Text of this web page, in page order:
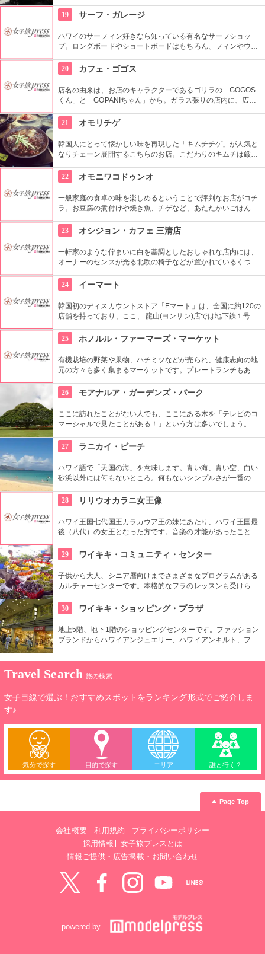
のレンタルでも有名ですよ。
19 サーフ・ガレージ
ハワイのサーフィン好きなら知っている有名なサーフショッ
プ。ロングボードやショートボードはもちろん、フィンやウェ
や保管も行っています。
20 カフェ・ゴゴス
店名の由来は、お店のキャラクターであるゴリラの「GOGOS
くん」と「GOPANIちゃん」から。ガラス張りの店内に、広々
や生のフルーツを使ったミックスジュースなど、ヘルシーで満
足なメニューが豊富なので、友達や家族、恋人と楽しい時間を
過ごせます。
21 オモリチゲ
韓国人にとって懐かしい味を再現した「キムチチゲ」が人気と
なりチェーン展開するこちらのお店。こだわりのキムチは厳選
ムチ「ゴッチョリ」や、おこげを煮込んだ「ヌルンジ」、もち
ろん熟成キムチもセルフサービス食べ放題。
22 オモニワコドゥンオ
一般家庭の食卓の味を楽しめるということで評判なお店がコチ
ラ。お豆腐の煮付けや焼き魚、チゲなど、あたたかいごはんと
飯に変更する事も出来ます。どこか懐かしい店内に、韓国のお
家にお邪魔しているような雰囲気もGood。
23 オシジョン・カフェ 三清店
一軒家のような佇まいに白を基調としたおしゃれな店内には、
オーナーのセンスが光る北欧の椅子などが置かれているくつろ
り、ラテアートを楽しめるコーヒーメニューも充実。旅行の合
間にほっと一息つける場所です。
24 イーマート
韓国初のディスカウントストア「Eマート」は、全国に約120の
店舗を持っており、ここ、 龍山(ヨンサン)店では地下鉄１号線･
など様々なエンターテインメントが楽しめる複合ショッピング
モール「Iパークモール」の地下１・２階にある。外国人観光客
に人気の韓国の焼酎や海苔、伝統茶などが現地価格で販売して
いるので土産にぴったり。
25 ホノルル・ファーマーズ・マーケット
有機栽培の野菜や果物、ハチミツなどが売られ、健康志向の地
元の方々も多く集まるマーケットです。プレートランチもあり
込んで宿でいただくのもいいですね。
26 モアナルア・ガーデンズ・パーク
ここに訪れたことがない人でも、ここにある木を「テレビのコ
マーシャルで見たことがある！」という方は多いでしょう。日
樹』がここにあります。実物を見ると、感動しますよ！
27 ラニカイ・ビーチ
ハワイ語で「天国の海」を意味します。青い海、青い空、白い
砂浜以外には何もないところ。何もないシンプルさが一番の売
しまうような穴場です。住宅地から海へ抜ける小道も風情あり
ます。
28 リリウオカラニ女王像
ハワイ王国七代国王カラカウア王の妹にあたり、ハワイ王国最
後（八代）の女王となった方です。音楽の才能があったことで
いメロディーが親しまれていますね。
29 ワイキキ・コミュニティ・センター
子供から大人、シニア層向けまでさまざまなプログラムがある
カルチャーセンターです。本格的なフラのレッスンも受けられ
菜・果物が買える、週2回のファーマーズマーケットも好評で
す。
30 ワイキキ・ショッピング・プラザ
地上5階、地下1階のショッピングセンターです。ファッション
ブランドからハワイアンジュエリー、ハワイアンキルト、フー
覚で買い物ができる楽しい場所です。
Travel Search 旅の検索
女子目線で選ぶ！おすすめスポットをランキング形式でご紹介しま
す♪
気分で探す 目的で探す エリア 誰と行く？
Page Top
会社概要 利用規約
プライバシーポリシー
採用情報
女子旅プレスとは
情報ご提供・広告掲載・お問い合わせ
powered by